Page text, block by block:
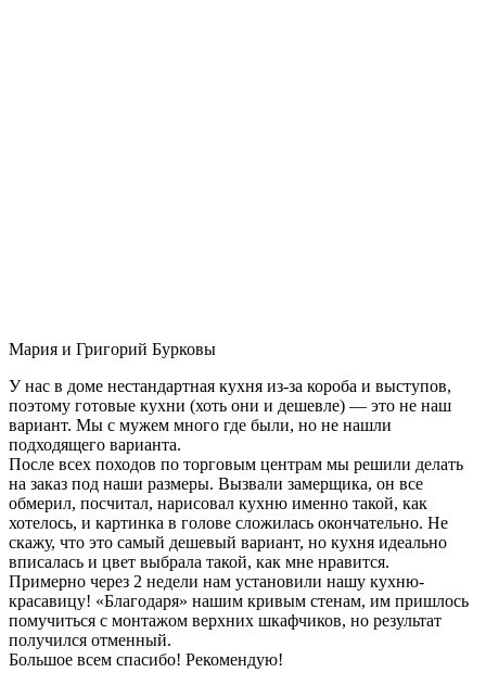
Мария и Григорий Бурковы
У нас в доме нестандартная кухня из-за короба и выступов,
поэтому готовые кухни (хоть они и дешевле) — это не наш
вариант. Мы с мужем много где были, но не нашли
подходящего варианта.
После всех походов по торговым центрам мы решили делать
на заказ под наши размеры. Вызвали замерщика, он все
обмерил, посчитал, нарисовал кухню именно такой, как
хотелось, и картинка в голове сложилась окончательно. Не
скажу, что это самый дешевый вариант, но кухня идеально
вписалась и цвет выбрала такой, как мне нравится.
Примерно через 2 недели нам установили нашу кухню-
красавицу! «Благодаря» нашим кривым стенам, им пришлось
помучиться с монтажом верхних шкафчиков, но результат
получился отменный.
Большое всем спасибо! Рекомендую!